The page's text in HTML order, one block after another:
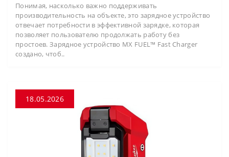
Понимая, насколько важно поддерживать
производительность на объекте, это зарядное устройство
отвечает потребности в эффективной зарядке, которая
позволяет пользователю продолжать работу без
простоев. Зарядное устройство MX FUEL™ Fast Charger
создано, чтоб..
18.05.2026